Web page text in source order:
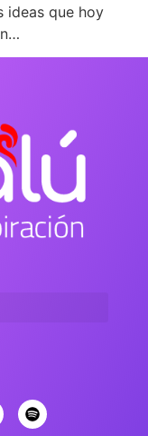
ideas que hoy